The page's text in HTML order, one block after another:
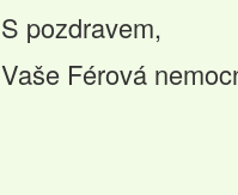
S pozdravem,
Vaše Férová